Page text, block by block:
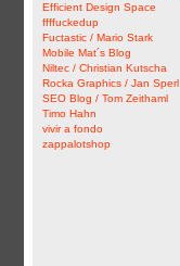
Efficient Design Space
ffffuckedup
Fuctastic / Mario Stark
Mobile Mat´s Blog
Niltec / Christian Kutscha
Rocka Graphics / Jan Sperl
SEO Blog / Tom Zeithaml
Timo Hahn
vivir a fondo
zappalotshop